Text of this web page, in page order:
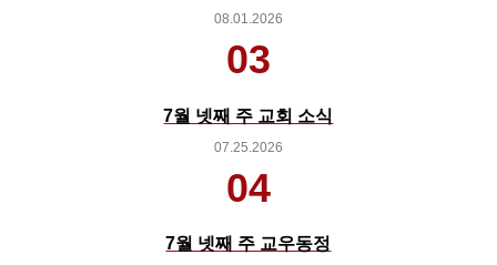
08.01.2026
03
7월 넷째 주 교회 소식
07.25.2026
04
7월 넷째 주 교우동정